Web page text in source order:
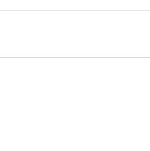
間的作息如何，都沒有關係!
瓶餵。意想不到，在瓶餵開始
要喝秀秀奶。十點按摩肚肚，關